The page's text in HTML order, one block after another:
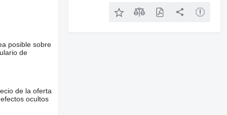
posible sobre
de
de la oferta
ocultos